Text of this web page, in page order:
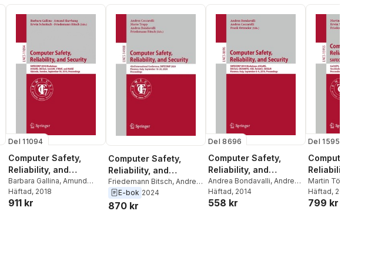
Del 11094
Computer Safety,
Reliability, and
Security
Barbara Gallina, Amund
Skavhaug,Erwin Schoitsch
Friedemann Bitsch
Häftad, 2018
911 kr
Computer Safety,
Reliability, and
Security
Friedemann Bitsch, Andrea
Bondavalli,Mario Trapp
Andrea Ceccarelli
E-bok 2024
870 kr
Del 8696
Computer Safety,
Reliability, and
Security
Andrea Bondavalli, Andrea
Ceccarelli,Frank Ortmeier
Häftad, 2014
558 kr
Del 15955
Computer
Reliability, and
Security.
2025
Martin Törngren
Gallina, Erwin
Elena
Häftad, 2025
799 kr